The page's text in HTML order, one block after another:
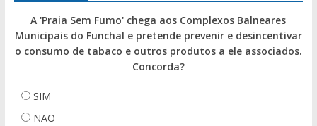
A 'Praia Sem Fumo' chega aos Complexos Balneares
Municipais do Funchal e pretende prevenir e desincentivar
o consumo de tabaco e outros produtos a ele associados.
Concorda?
SIM
NÃO